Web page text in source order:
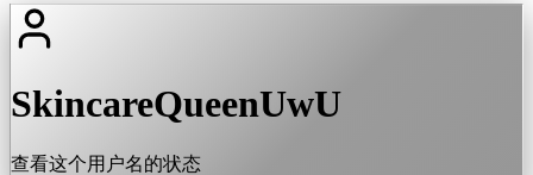
SkincareQueenUwU
查看这个用户名的状态